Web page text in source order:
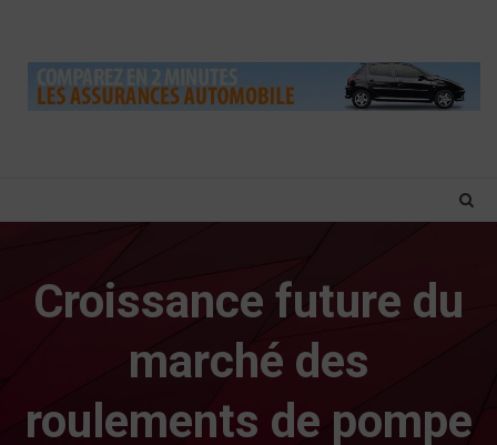
Croissance future du
marché des
roulements de pompe